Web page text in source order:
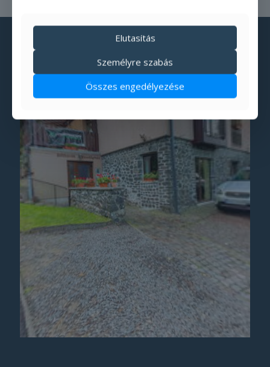
Elutasítás
Személyre szabás
Összes engedélyezése